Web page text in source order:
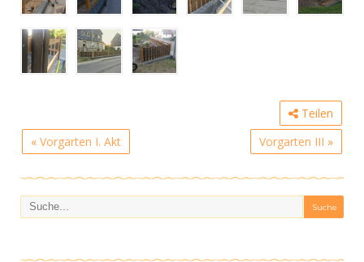
Teilen
« Vorgarten I. Akt Vorgarten III »